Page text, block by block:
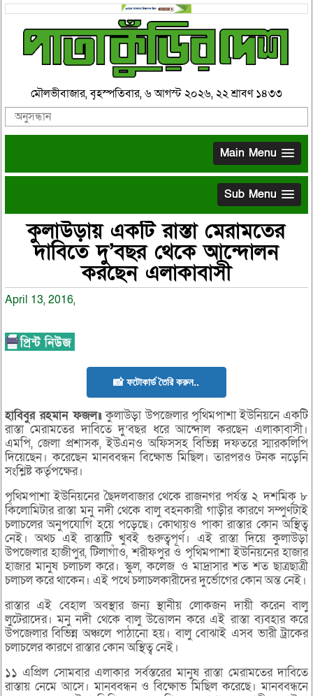
মৌলভীবাজার, বৃহস্পতিবার, ৬ আগস্ট ২০২৬, ২২ শ্রাবণ ১৪৩৩
Main Menu
Sub Menu
কুলাউড়ায় একটি রাস্তা মেরামতের
দাবিতে দু’বছর থেকে আন্দোলন
করছেন এলাকাবাসী
April 13, 2016,
📸 ফটোকার্ড তৈরি করুন..
হাবিবুর রহমান ফজল॥কুলাউড়া উপজেলার পৃথিমপাশা ইউনিয়নে একটি
রাস্তা মেরামতের দাবিতে দু’বছর ধরে আন্দোল করছেন এলাকাবাসী।
এমপি, জেলা প্রশাসক, ইউএনও অফিসসহ বিভিন্ন দফতরে স্মারকলিপি
দিয়েছেন। করেছেন মানববন্ধন বিক্ষোভ মিছিল। তারপরও টনক নড়েনি
সংশ্লিষ্ট কর্তৃপক্ষের।
পৃথিমপাশা ইউনিয়নের ছৈদলবাজার থেকে রাজনগর পর্যন্ত ২ দশমিক ৮
কিলোমিটার রাস্তা মনু নদী থেকে বালু বহনকারী গাড়ীর কারণে সম্পুর্ণটাই
চলাচলের অনুপযোগি হয়ে পড়েছে। কোথায়ও পাকা রাস্তার কোন অস্থিত্ব
নেই। অথচ এই রাস্তাটি খুবই গুরুত্বপূর্ণ। এই রাস্তা দিয়ে কুলাউড়া
উপজেলার হাজীপুর, টিলাগাঁও, শরীফপুর ও পৃথিমপাশা ইউনিয়নের হাজার
হাজার মানুষ চলাচল করে। স্কুল, কলেজ ও মাদ্রাসার শত শত ছাত্রছাত্রী
চলাচল করে থাকেন। এই পথে চলাচলকারীদের দুর্ভোগের কোন অন্ত নেই।
রাস্তার এই বেহাল অবস্থার জন্য স্থানীয় লোকজন দায়ী করেন বালু
লুটেরাদের। মনু নদী থেকে বালু উত্তোলন করে এই রাস্তা ব্যবহার করে
উপজেলার বিভিন্ন অঞ্চলে পাঠানো হয়। বালু বোঝাই এসব ভারী ট্রাকের
চলাচলের কারণে রাস্তার কোন অস্থিত্ব নেই।
১১ এপ্রিল সোমবার এলাকার সর্বস্তরের মানুষ রাস্তা মেরামতের দাবিতে
রাস্তায় নেমে আসে। মানববন্ধন ও বিক্ষোভ মিছিল করেছে। মানববন্ধনে